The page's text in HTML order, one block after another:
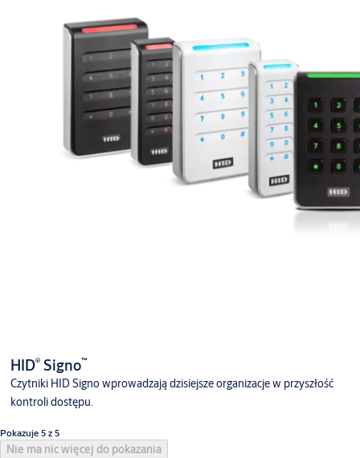
HID®Signo™
Czytniki HID Signo wprowadzają dzisiejsze organizacje w przyszłość
kontroli dostępu.
Pokazuje 5 z 5
Nie ma nic więcej do pokazania